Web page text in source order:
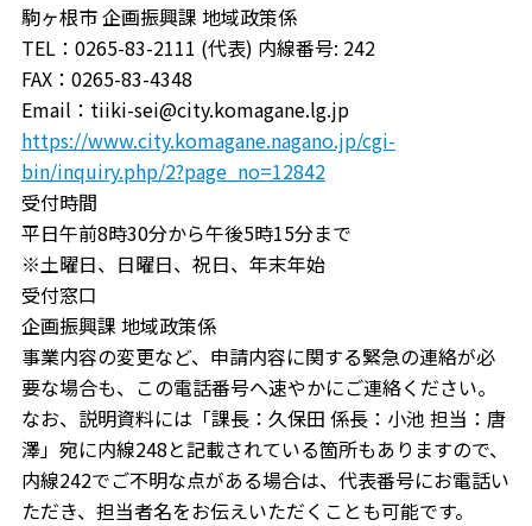
駒ヶ根市 企画振興課 地域政策係
TEL：0265-83-2111 (代表) 内線番号: 242
FAX：0265-83-4348
Email：tiiki-sei@city.komagane.lg.jp
https://www.city.komagane.nagano.jp/cgi-
bin/inquiry.php/2?page_no=12842
受付時間
平日午前8時30分から午後5時15分まで
※土曜日、日曜日、祝日、年末年始
受付窓口
企画振興課 地域政策係
事業内容の変更など、申請内容に関する緊急の連絡が必
要な場合も、この電話番号へ速やかにご連絡ください。
なお、説明資料には「課長：久保田 係長：小池 担当：唐
澤」宛に内線248と記載されている箇所もありますので、
内線242でご不明な点がある場合は、代表番号にお電話い
ただき、担当者名をお伝えいただくことも可能です。